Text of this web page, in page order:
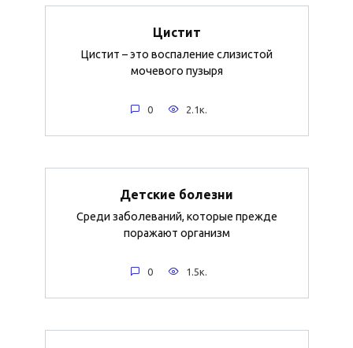
Цистит
Цистит – это воспаление слизистой
мочевого пузыря
0 2.1к.
Детские болезни
Среди заболеваний, которые прежде
поражают организм
0 1.5к.